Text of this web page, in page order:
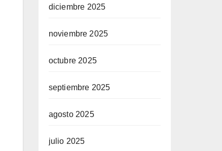
diciembre 2025
noviembre 2025
octubre 2025
septiembre 2025
agosto 2025
julio 2025